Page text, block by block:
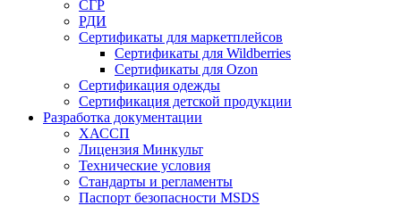
СГР
РДИ
Сертификаты для маркетплейсов
Сертификаты для Wildberries
Сертификаты для Ozon
Сертификация одежды
Сертификация детской продукции
Разработка документации
ХАССП
Лицензия Минкульт
Технические условия
Стандарты и регламенты
Паспорт безопасности MSDS